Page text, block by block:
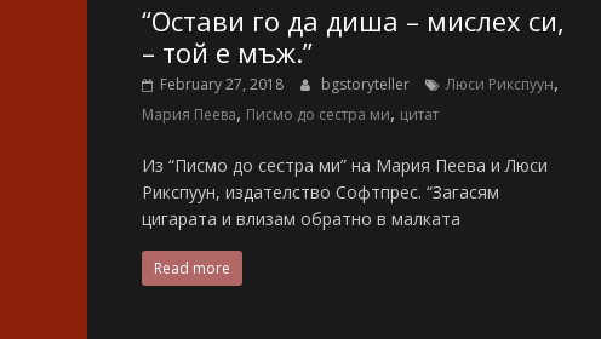
“Остави го да диша – мислех си,
– той е мъж.”
February 27, 2018 bgstoryteller Люси Рикспуун,
Мария Пеева, Писмо до сестра ми, цитат
Из “Писмо до сестра ми” на Мария Пеева и Люси
Рикспуун, издателство Софтпрес. “Загасям
цигарата и влизам обратно в малката
Read more